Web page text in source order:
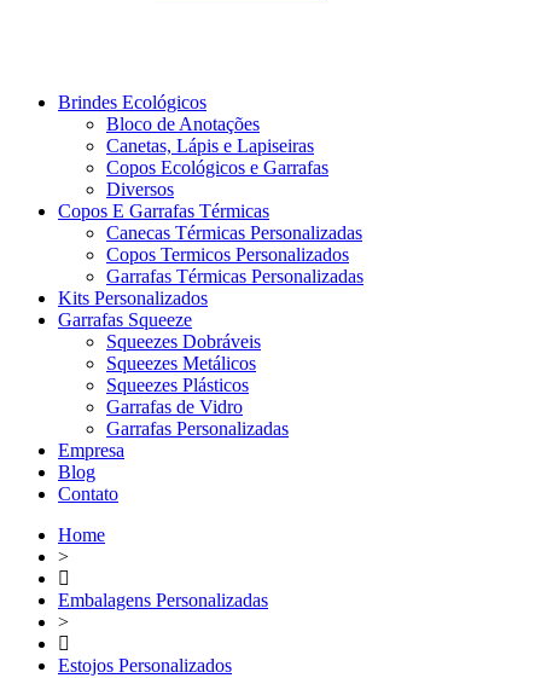
Brindes Ecológicos
Bloco de Anotações
Canetas, Lápis e Lapiseiras
Copos Ecológicos e Garrafas
Diversos
Copos E Garrafas Térmicas
Canecas Térmicas Personalizadas
Copos Termicos Personalizados
Garrafas Térmicas Personalizadas
Kits Personalizados
Garrafas Squeeze
Squeezes Dobráveis
Squeezes Metálicos
Squeezes Plásticos
Garrafas de Vidro
Garrafas Personalizadas
Empresa
Blog
Contato
Home
>
Embalagens Personalizadas
>
Estojos Personalizados